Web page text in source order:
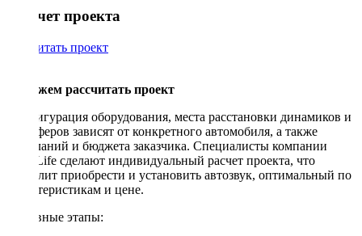
Рассчет проекта
Рассчитать проект
Поможем рассчитать проект
Конфигурация оборудования, места расстановки динамиков и
сабвуферов зависят от конкретного автомобиля, а также
пожеланий и бюджета заказчика. Специалисты компании
DriveLife сделают индивидуальный расчет проекта, что
позволит приобрести и установить автозвук, оптимальный по
характеристикам и цене.
Основные этапы: